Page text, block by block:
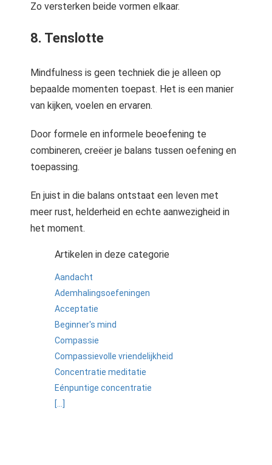
Zo versterken beide vormen elkaar.
8. Tenslotte
Mindfulness is geen techniek die je alleen op
bepaalde momenten toepast. Het is een manier
van kijken, voelen en ervaren.
Door formele en informele beoefening te
combineren, creëer je balans tussen oefening en
toepassing.
En juist in die balans ontstaat een leven met
meer rust, helderheid en echte aanwezigheid in
het moment.
Artikelen in deze categorie
Aandacht
Ademhalingsoefeningen
Acceptatie
Beginner's mind
Compassie
Compassievolle vriendelijkheid
Concentratie meditatie
Eénpuntige concentratie
[...]